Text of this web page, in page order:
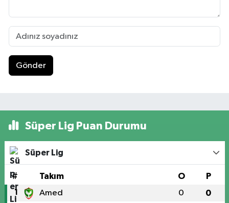
Gönder
Süper Lig Puan Durumu
Süper Lig
# Takım O P
1 Amed 0 0